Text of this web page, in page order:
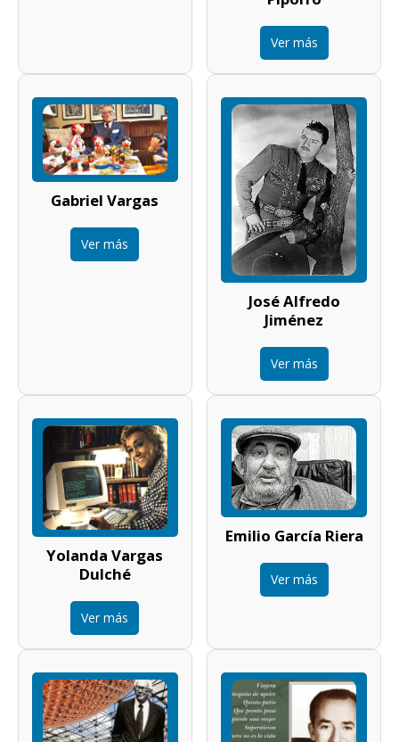
Ver más
Gabriel Vargas
Ver más
José Alfredo
Jiménez
Ver más
Yolanda Vargas
Dulché
Ver más
Emilio García Riera
Ver más